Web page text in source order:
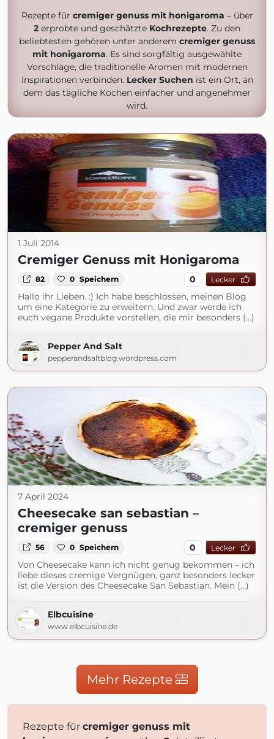
Rezepte für cremiger genuss mit honigaroma – über
2 erprobte und geschätzte Kochrezepte. Zu den
beliebtesten gehören unter anderem cremiger genuss
mit honigaroma. Es sind sorgfältig ausgewählte
Vorschläge, die traditionelle Aromen mit modernen
Inspirationen verbinden. Lecker Suchen ist ein Ort, an
dem das tägliche Kochen einfacher und angenehmer
wird.
1 Juli 2014
Cremiger Genuss mit Honigaroma
82 0 Speichern 0 Lecker
Hallo ihr Lieben. :) Ich habe beschlossen, meinen Blog
um eine Kategorie zu erweitern. Und zwar werde ich
euch vegane Produkte vorstellen, die mir besonders (...)
Pepper And Salt
pepperandsaltblog.wordpress.com
7 April 2024
Cheesecake san sebastian –
cremiger genuss
56 0 Speichern 0 Lecker
Von Cheesecake kann ich nicht genug bekommen – ich
liebe dieses cremige Vergnügen, ganz besonders lecker
ist die Version des Cheesecake San Sebastian. Mein (...)
Elbcuisine
www.elbcuisine.de
Mehr Rezepte
Rezepte für cremiger genuss mit